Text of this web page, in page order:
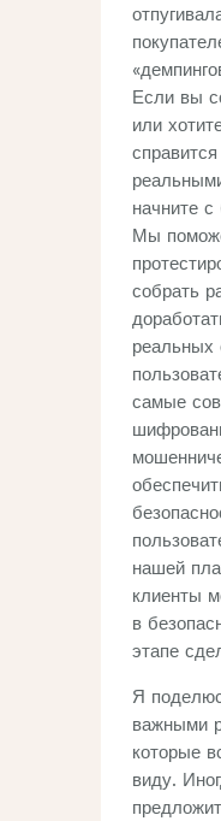
Если вы
или
начните с
Мы
собрать
реальных
самые
нашей
клиенты
в
этапе
Я
важными
которые
виду.